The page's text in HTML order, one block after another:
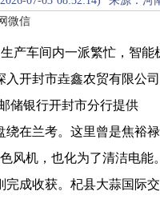
微信
产车间内一派繁忙，智
封市垚鑫农贸有限公
储银行开封市分行提供
兰考。这里曾是焦裕
风机，也化为了清洁电能
成收获。杞县大蒜国际